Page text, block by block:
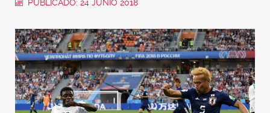
PUBLICADO: 24 JUNIO 2018